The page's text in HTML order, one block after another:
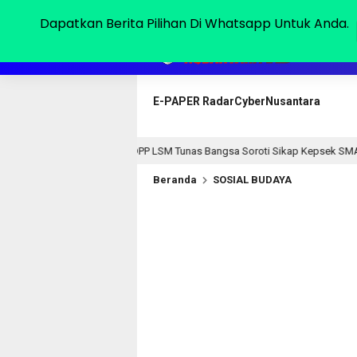
E-PAPER RadarCyberNusantara
Ketum DPP LSM Tunas Bangsa Soroti Sikap Kepsek SMA Bhayangkari Soal
Beranda SOSIAL BUDAYA
Dapatkan Berita Pilihan Di Whatsapp Untuk Anda.